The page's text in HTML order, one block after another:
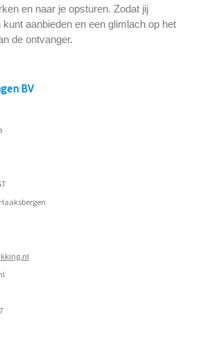
en naar je opsturen. Zodat jij
aanbieden en een glimlach op het
de ontvanger.
BV